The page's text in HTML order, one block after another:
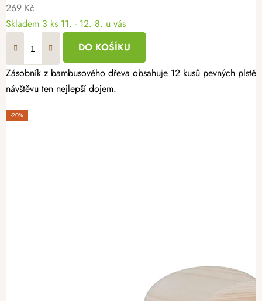
269 Kč
Skladem 3 ks 11. - 12. 8. u vás
DO KOŠÍKU
Zásobník z bambusového dřeva obsahuje 12 kusů pevných
návštěvu ten nejlepší dojem.
-20%